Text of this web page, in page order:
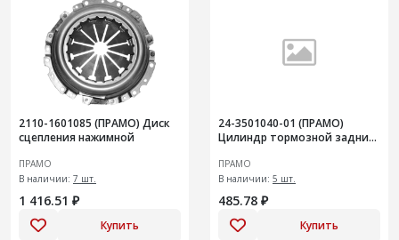
2110-1601085 (ПРАМО) Диск
сцепления нажимной
ПРАМО
В наличии: 7 шт.
1 416.51 ₽
Купить
24-3501040-01 (ПРАМО)
Цилиндр тормозной задний
н/о d=32
ПРАМО
В наличии: 5 шт.
485.78 ₽
Купить